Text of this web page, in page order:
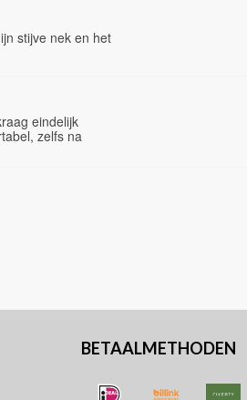
stijve nek en het
eindelijk
zelfs na
BETAALMETHODEN